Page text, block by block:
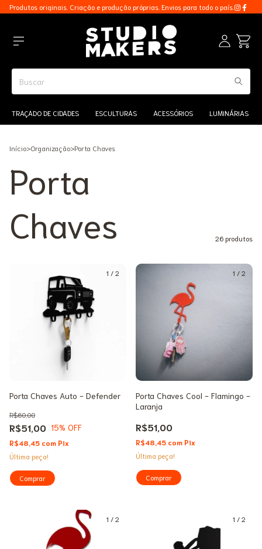
Produtos originais. Criação e produção próprias. Envios para todo o país.
TRAÇADO DE CIDADES ESCULTURAS ACESSÓRIOS LUMINÁRIAS
Início>Organização>Porta Chaves
Porta
Chaves
26 produtos
1 / 2
Porta Chaves Auto - Defender
R$51,00
R$60,00
15% OFF
R$48,45 com Pix
Última peça!
1 / 2
Porta Chaves Cool - Flamingo -
Laranja
R$51,00
R$48,45 com Pix
Última peça!
1 / 2 1 / 2